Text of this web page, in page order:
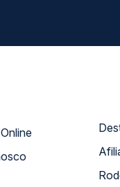
Atendimento Online